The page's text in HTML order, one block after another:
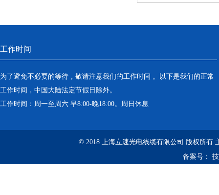
工作时间
为了避免不必要的等待，敬请注意我们的工作时间 。以下是我们的正常
工作时间，中国大陆法定节假日除外。
工作时间：周一至周六 早8:00-晚18:00。周日休息
© 2018 上海立速光电线缆有限公司 版权所有
备案号：